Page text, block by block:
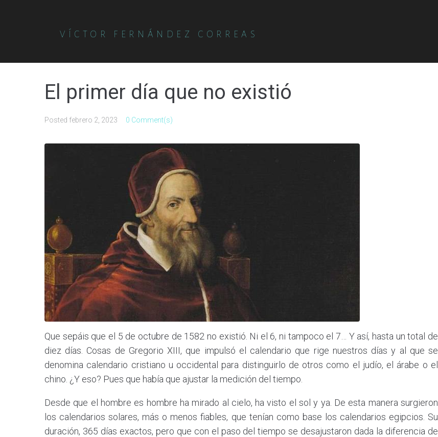
VÍCTOR FERNÁNDEZ CORREAS
El primer día que no existió
Posted febrero 2, 2023 0 Comment(s)
Que sepáis que el 5 de octubre de 1582 no existió. Ni el 6, ni tampoco el 7… Y así, hasta un total de
diez días. Cosas de Gregorio XIII, que impulsó el calendario que rige nuestros días y al que se
denomina calendario cristiano u occidental para distinguirlo de otros como el judío, el árabe o el
chino. ¿Y eso? Pues que había que ajustar la medición del tiempo.
Desde que el hombre es hombre ha mirado al cielo, ha visto el sol y ya. De esta manera surgieron
los calendarios solares, más o menos fiables, que tenían como base los calendarios egipcios. Su
duración, 365 días exactos, pero que con el paso del tiempo se desajustaron dada la diferencia de